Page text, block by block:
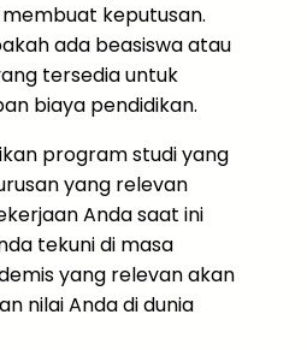
keputusan.
ada beasiswa atau
tersedia untuk
biaya pendidikan.
program studi yang
yang relevan
Anda saat ini
tekuni di masa
yang relevan akan
nilai Anda di dunia